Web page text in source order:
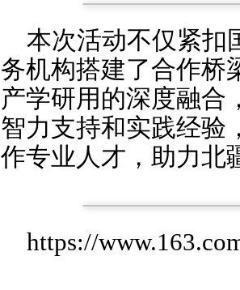
本次活动不仅紧扣
务机构搭建了合作桥
产学研用的深度融合
智力支持和实践经验
作专业人才，助力北
https://